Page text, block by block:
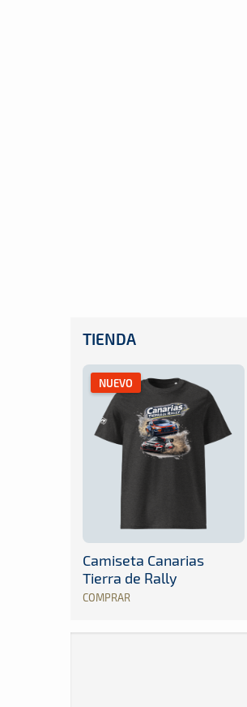
TIENDA
NUEVO
Camiseta Canarias
Tierra de Rally
COMPRAR